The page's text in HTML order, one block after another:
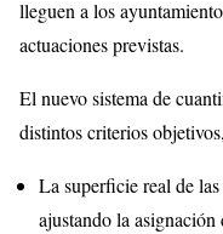
lleguen a los
actuaciones previstas.
El nuevo sistema de
distintos criterios
La superficie real de
ajustando la